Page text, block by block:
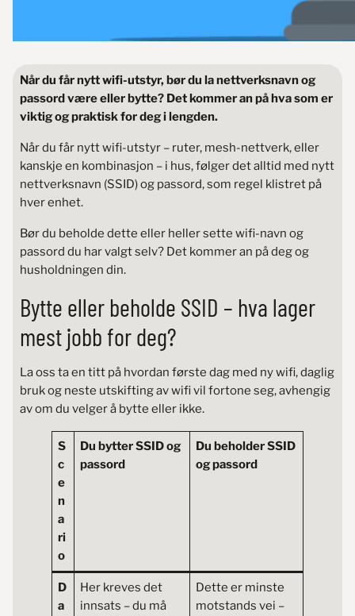
Når du får nytt wifi-utstyr, bør du la nettverksnavn og
passord være eller bytte? Det kommer an på hva som er
viktig og praktisk for deg i lengden.
Når du får nytt wifi-utstyr – ruter, mesh-nettverk, eller
kanskje en kombinasjon – i hus, følger det alltid med nytt
nettverksnavn (SSID) og passord, som regel klistret på
hver enhet.
Bør du beholde dette eller heller sette wifi-navn og
passord du har valgt selv? Det kommer an på deg og
husholdningen din.
Bytte eller beholde SSID – hva lager
mest jobb for deg?
La oss ta en titt på hvordan første dag med ny wifi, daglig
bruk og neste utskifting av wifi vil fortone seg, avhengig
av om du velger å bytte eller ikke.
S
c
e
n
a
ri
o
Du bytter SSID og
passord
Du beholder SSID
og passord
D
a
Her kreves det
innsats – du må
Dette er minste
motstands vei –